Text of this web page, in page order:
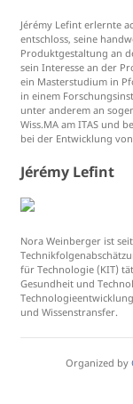
Jérémy Lefint erlernte
entschloss, seine
Produktgestaltung an
sein Interesse an der
ein Masterstudium in
in einem
unter anderem an
Wiss.MA am ITAS und
bei der Entwicklung
Jérémy Lefint
Nora Weinberger ist
für Technologie (KIT)
Gesundheit und
und Wissenstransfer.
Organized by